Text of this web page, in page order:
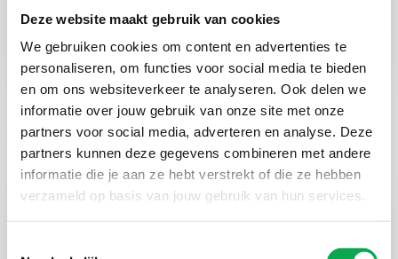
Deze website maakt gebruik van cookies
We gebruiken cookies om content en advertenties te
personaliseren, om functies voor social media te bieden
en om ons websiteverkeer te analyseren. Ook delen we
informatie over jouw gebruik van onze site met onze
partners voor social media, adverteren en analyse. Deze
partners kunnen deze gegevens combineren met andere
informatie die je aan ze hebt verstrekt of die ze hebben
verzameld op basis van jouw gebruik van hun services.
Customised window sills and
door frames for Slingeland
Hospital, Doetinchem